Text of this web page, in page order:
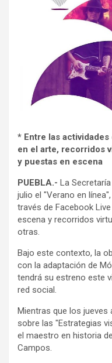
* Entre las
en el arte, recorridos
y puestas en escena
PUEBLA.- La
julio el "Verano en
través de Facebook
escena y recorridos
otras.
Bajo este contexto, la
con la adaptación de
tendrá su estreno este
red social.
Mientras que los jueves
sobre las "Estrategias
el maestro en historia
Campos.